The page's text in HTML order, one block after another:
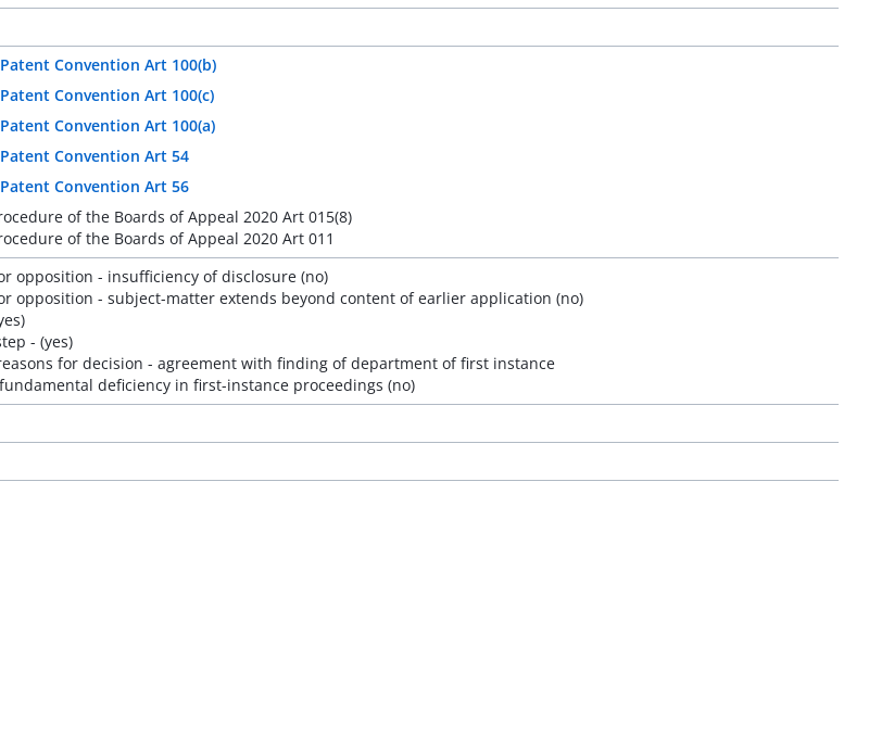
Convention Art 100(b)
Convention Art 100(c)
Convention Art 100(a)
Convention Art 54
Convention Art 56
of the Boards of Appeal 2020 Art 015(8)
of the Boards of Appeal 2020 Art 011
opposition - insufficiency of disclosure (no)
opposition - subject-matter extends beyond content of earlier application (no)
- (yes)
for decision - agreement with finding of department of first instance
deficiency in first-instance proceedings (no)